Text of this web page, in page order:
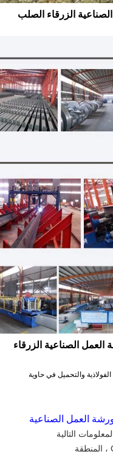
الزرقاء الصلب
الصناعية الزرقاء
الفولاذية والتحميل في حاوية
العمل الصناعية
التالية